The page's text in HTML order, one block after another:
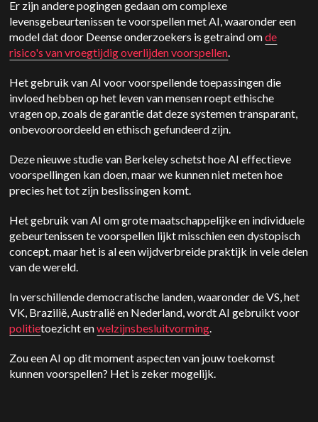
Er zijn andere pogingen gedaan om complexe
levensgebeurtenissen te voorspellen met AI, waaronder een
model dat door Deense onderzoekers is getraind omde
risico's van vroegtijdig overlijden voorspellen.
Het gebruik van AI voor voorspellende toepassingen die
invloed hebben op het leven van mensen roept ethische
vragen op, zoals de garantie dat deze systemen transparant,
onbevooroordeeld en ethisch gefundeerd zijn.
Deze nieuwe studie van Berkeley schetst hoe AI effectieve
voorspellingen kan doen, maar we kunnen niet meten hoe
precies het tot zijn beslissingen komt.
Het gebruik van AI om grote maatschappelijke en individuele
gebeurtenissen te voorspellen lijkt misschien een dystopisch
concept, maar het is al een wijdverbreide praktijk in vele delen
van de wereld.
In verschillende democratische landen, waaronder de VS, het
VK, Brazilië, Australië en Nederland, wordt AI gebruikt voor
politietoezicht enwelzijnsbesluitvorming.
Zou een AI op dit moment aspecten van jouw toekomst
kunnen voorspellen? Het is zeker mogelijk.